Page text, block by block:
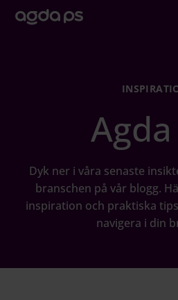
Branscher och Roller
Löneoutsourcing
Inspiration
Agda
Dyk ner i våra senaste
branschen på vår blogg.
inspiration och praktiska
navigera i din